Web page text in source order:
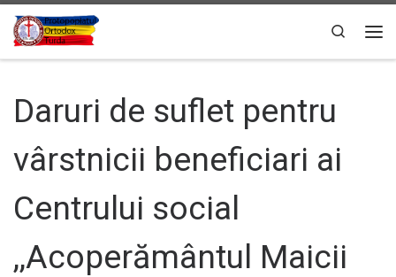
Sari la conținut
Search
Daruri de suflet pentru
vârstnicii beneficiari ai
Centrului social
,,Acoperământul Maicii